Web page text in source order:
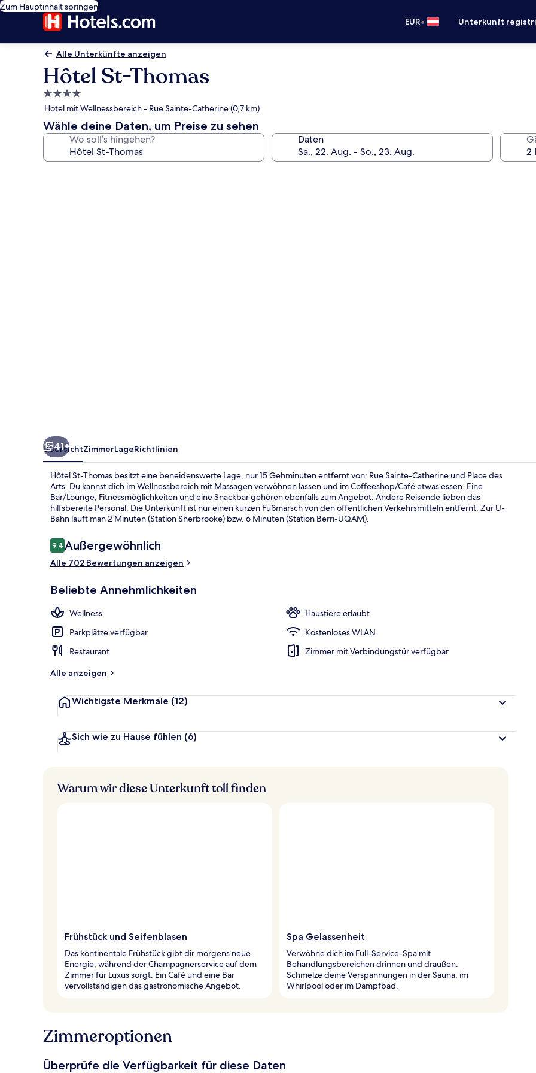
Zum Hauptinhalt springen
EUR• Unterkunft
Alle Unterkünfte anzeigen
Hôtel St-Thomas
4.0-
Sterne-
Unterkunft
Hotel mit Wellnessbereich - Rue Sainte-Catherine (0,7 km)
Wähle deine Daten, um Preise zu sehen
Wo soll’s hingehen? Daten
Restaurant
41+
ÜbersichtZimmerLageRichtlinien
Hôtel St-Thomas besitzt eine beneidenswerte Lage, nur 15 Gehminuten entfernt von: Rue Sainte-Catherine und Place des
Arts. Du kannst dich im Wellnessbereich mit Massagen verwöhnen lassen und im Coffeeshop/Café etwas essen. Eine
Bar/Lounge, Fitnessmöglichkeiten und eine Snackbar gehören ebenfalls zum Angebot. Andere Reisende lieben das
hilfsbereite Personal. Die Unterkunft ist nur einen kurzen Fußmarsch von den öffentlichen Verkehrsmitteln entfernt: Zur U-
Bahn läuft man 2 Minuten (Station Sherbrooke) bzw. 6 Minuten (Station Berri-UQAM).
Bewertungen
9,49,4 von 10.
Außergewöhnlich
Alle 702 Bewertungen anzeigen
Beliebte Annehmlichkeiten
Wellness
Haustiere erlaubt
Parkplätze verfügbar
Kostenloses WLAN
Restaurant
Zimmer mit Verbindungstür verfügbar
Alle anzeigen
Wichtigste Merkmale (12)
Sich wie zu Hause fühlen (6)
Warum wir diese Unterkunft toll finden
Frühstück und Seifenblasen
Das kontinentale Frühstück gibt dir morgens neue
Energie, während der Champagnerservice auf dem
Zimmer für Luxus sorgt. Ein Café und eine Bar
vervollständigen das gastronomische Angebot.
Spa Gelassenheit
Verwöhne dich im Full-Service-Spa mit
Behandlungsbereichen drinnen und draußen.
Schmelze deine Verspannungen in der Sauna, im
Whirlpool oder im Dampfbad.
Zimmeroptionen
Überprüfe die Verfügbarkeit für diese Daten